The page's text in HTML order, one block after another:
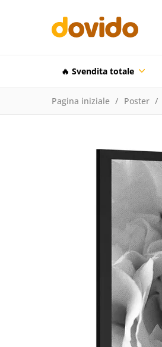
🔥 Svendita totale
Pagina iniziale Poster